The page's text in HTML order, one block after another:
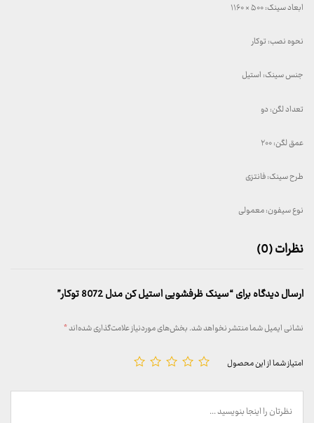
ابعاد سینک: ۵۰۰ × ۱۱۶۰
نحوه نصب: توکار
جنس سینک: استیل
تعداد لگن: دو
عمق لگن: ۲۰۰
طرح سینک: فانتزی
نوع سیفون: معمولی
نظرات (0)
ارسال دیدگاه برای “سینک ظرفشویی استیل کن مدل 8072 توکار”
نشانی ایمیل شما منتشر نخواهد شد.بخش‌های موردنیاز علامت‌گذاری شده‌اند*
امتیاز شما از این محصول